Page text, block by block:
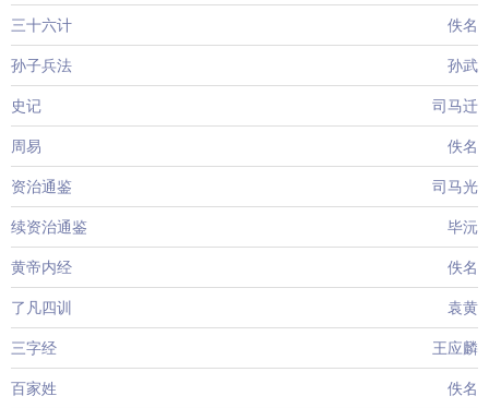
三十六计 佚名
孙子兵法 孙武
史记 司马迁
周易 佚名
资治通鉴 司马光
续资治通鉴 毕沅
黄帝内经 佚名
了凡四训 袁黄
三字经 王应麟
百家姓 佚名